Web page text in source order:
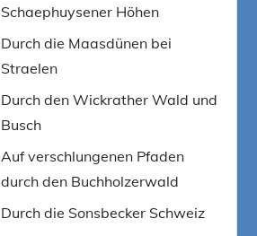
Schaephuysener Höhen
Durch die Maasdünen bei
Straelen
Durch den Wickrather Wald und
Busch
Auf verschlungenen Pfaden
durch den Buchholzerwald
Durch die Sonsbecker Schweiz